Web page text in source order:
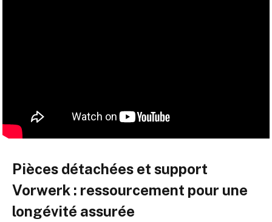
Pièces détachées et support
Vorwerk : ressourcement pour une
longévité assurée